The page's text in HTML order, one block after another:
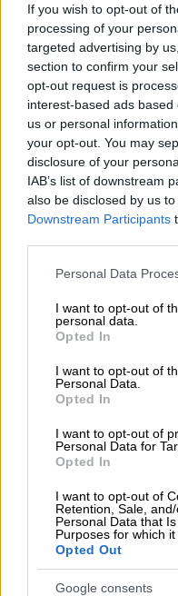
If you wish to opt-out of
processing of your
targeted advertising by
section to confirm your
opt-out request is
interest-based ads
us or personal
your opt-out. You may
disclosure of your
IAB’s list of downstream
also be disclosed by us
Downstream Participants
Please note that this
not limited to your visit or
grant or deny consent to
use your data for below
consent section.
Personal Data
I want to opt-out of
personal data.
Opted In
I want to opt-out of
Personal Data.
Opted In
I want to opt-out of
Personal Data for
Opted In
I want to opt-out of
Retention, Sale,
Personal Data that
Purposes for which it
Opted Out
Google consents
προέδρου
πριν αναγκαστεί
του στο Οβάλ
εκλογώντης3ης
Την είδηση της
τηςπαραπομπής
Δημοκρατικός
ανάρτησή του στο
Λιου, ο οποίος
Δεκέμβριο του
Βουλής των
τελικά απέτυχε
Γερουσίας
σήμερα
180
ένα νέο άρθρο
Καπιτώλιο των
υποστηρικτές του
UPDATE to
180
@davidcicilline